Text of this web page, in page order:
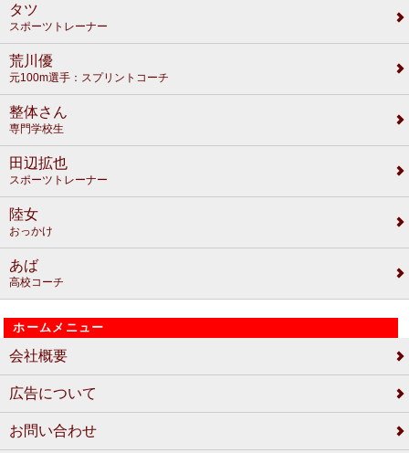
タツ
スポーツトレーナー
荒川優
元100m選手：スプリントコーチ
整体さん
専門学校生
田辺拡也
スポーツトレーナー
陸女
おっかけ
あば
高校コーチ
ホームメニュー
会社概要
広告について
お問い合わせ